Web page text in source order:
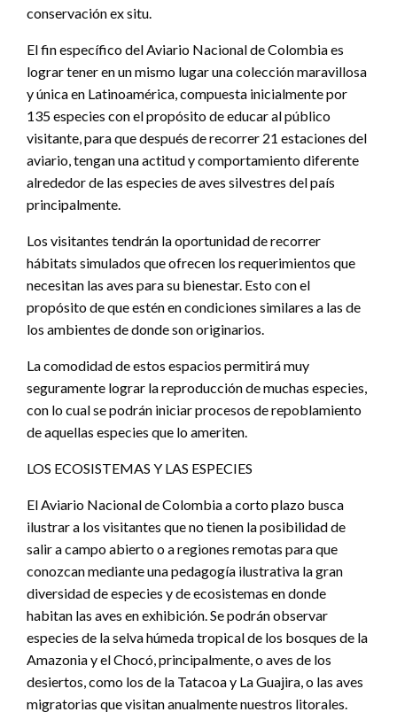
conservación ex situ.
El fin específico del Aviario Nacional de Colombia es
lograr tener en un mismo lugar una colección maravillosa
y única en Latinoamérica, compuesta inicialmente por
135 especies con el propósito de educar al público
visitante, para que después de recorrer 21 estaciones del
aviario, tengan una actitud y comportamiento diferente
alrededor de las especies de aves silvestres del país
principalmente.
Los visitantes tendrán la oportunidad de recorrer
hábitats simulados que ofrecen los requerimientos que
necesitan las aves para su bienestar. Esto con el
propósito de que estén en condiciones similares a las de
los ambientes de donde son originarios.
La comodidad de estos espacios permitirá muy
seguramente lograr la reproducción de muchas especies,
con lo cual se podrán iniciar procesos de repoblamiento
de aquellas especies que lo ameriten.
LOS ECOSISTEMAS Y LAS ESPECIES
El Aviario Nacional de Colombia a corto plazo busca
ilustrar a los visitantes que no tienen la posibilidad de
salir a campo abierto o a regiones remotas para que
conozcan mediante una pedagogía ilustrativa la gran
diversidad de especies y de ecosistemas en donde
habitan las aves en exhibición. Se podrán observar
especies de la selva húmeda tropical de los bosques de la
Amazonia y el Chocó, principalmente, o aves de los
desiertos, como los de la Tatacoa y La Guajira, o las aves
migratorias que visitan anualmente nuestros litorales.